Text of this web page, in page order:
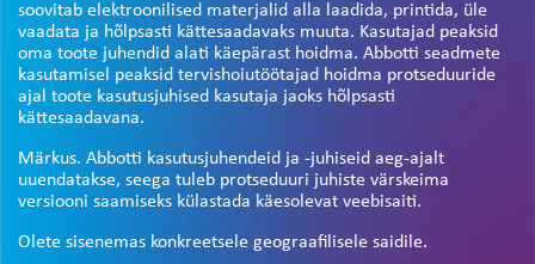
soovitab elektroonilised materjalid alla laadida, printida, üle
vaadata ja hõlpsasti kättesaadavaks muuta. Kasutajad peaksid
oma toote juhendid alati käepärast hoidma. Abbotti seadmete
kasutamisel peaksid tervishoiutöötajad hoidma protseduuride
ajal toote kasutusjuhised kasutaja jaoks hõlpsasti
kättesaadavana.
Märkus. Abbotti kasutusjuhendeid ja -juhiseid aeg-ajalt
uuendatakse, seega tuleb protseduuri juhiste värskeima
versiooni saamiseks külastada käesolevat veebisaiti.
Olete sisenemas konkreetsele geograafilisele saidile.